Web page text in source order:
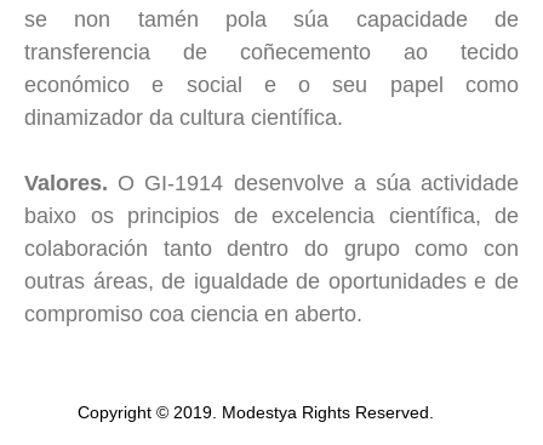
se non tamén pola súa capacidade de
transferencia de coñecemento ao tecido
económico e social e o seu papel como
dinamizador da cultura científica.
Valores. O GI-1914 desenvolve a súa actividade
baixo os principios de excelencia científica, de
colaboración tanto dentro do grupo como con
outras áreas, de igualdade de oportunidades e de
compromiso coa ciencia en aberto.
Copyright © 2019. Modestya Rights Reserved.